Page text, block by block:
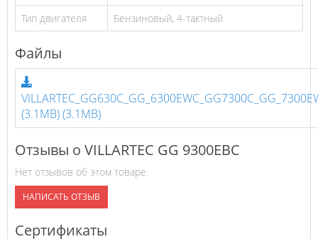
Тип двигателя
Бензиновый, 4-тактный
Файлы
(3.1MB)(3.1MB)
Отзывы о VILLARTEC GG 9300ЕВС
Нет отзывов об этом товаре.
НАПИСАТЬ ОТЗЫВ
Сертификаты